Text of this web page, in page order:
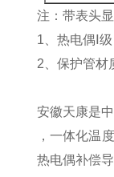
注：带表头
1、热电偶Ⅰ
2、保护管材
安徽天康是
，一体化温
热电偶补偿